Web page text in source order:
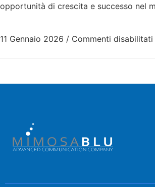
opportunità di crescita e successo nel
11 Gennaio 2026 / Commenti disabilitati